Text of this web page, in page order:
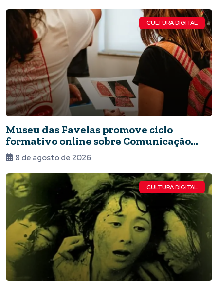
CULTURA DIGITAL
Museu das Favelas promove ciclo
formativo online sobre Comunicação
Museológica
8 de agosto de 2026
CULTURA DIGITAL